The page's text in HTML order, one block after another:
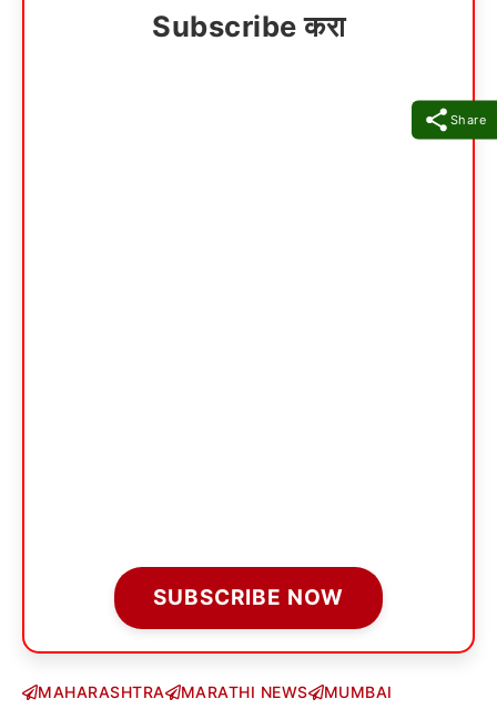
Share
Subscribe करा
SUBSCRIBE NOW
MAHARASHTRA MARATHI NEWS MUMBAI